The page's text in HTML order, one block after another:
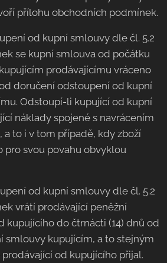
přílohu obchodních podmínek.
od kupní smlouvy dle čl. 5.2
se kupní smlouva od počátku
prodávajícímu vráceno
doručení odstoupení od kupní
Odstoupí-li kupující od kupní
náklady spojené s navrácením
a to i v tom případě, kdy zboží
pro svou povahu obvyklou
od kupní smlouvy dle čl. 5.2
vrátí prodávající peněžní
kupujícího do čtrnácti (14) dnů od
smlouvy kupujícím, a to stejným
od kupujícího přijal.